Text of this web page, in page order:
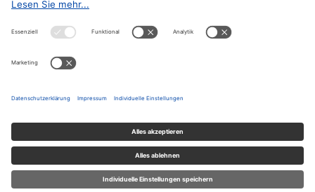
bedeutendsten politischen Blogs in Österreich
entwickelt.
Impressum und Offenlegung|
Datenschutzeinstellungen